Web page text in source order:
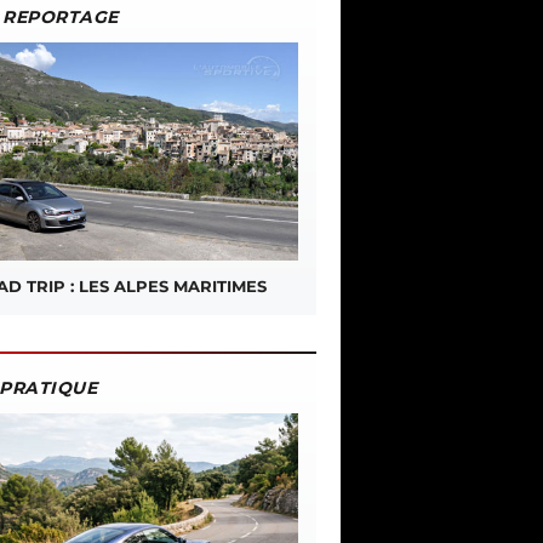
TRIP : LES ALPES MARITIMES